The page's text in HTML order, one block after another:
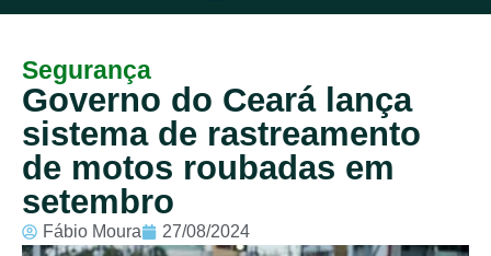
Segurança
Governo do Ceará lança
sistema de rastreamento
de motos roubadas em
setembro
Fábio Moura 27/08/2024